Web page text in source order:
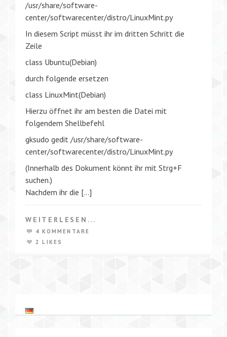
/usr/share/software-
center/softwarecenter/distro/LinuxMint.py
In diesem Script müsst ihr im dritten Schritt die
Zeile
class Ubuntu(Debian)
durch folgende ersetzen
class LinuxMint(Debian)
Hierzu öffnet ihr am besten die Datei mit
folgendem Shellbefehl
gksudo gedit /usr/share/software-
center/softwarecenter/distro/LinuxMint.py
(Innerhalb des Dokument könnt ihr mit Strg+F
suchen.)
Nachdem ihr die […]
WEITERLESEN...
4 KOMMENTARE
2 LIKES